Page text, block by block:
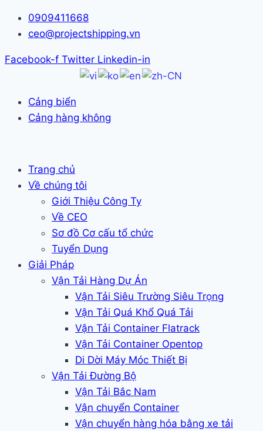
Skip
0909411668
ceo@projectshipping.vn
Facebook-f Twitter Linkedin-in
Cảng biển
Cảng hàng không
Trang chủ
Về chúng tôi
Giới Thiệu Công Ty
Về CEO
Sơ đồ Cơ cấu tổ chức
Tuyển Dụng
Giải Pháp
Vận Tải Hàng Dự Án
Vận Tải Siêu Trường Siêu Trọng
Vận Tải Quá Khổ Quá Tải
Vận Tải Container Flatrack
Vận Tải Container Opentop
Di Dời Máy Móc Thiết Bị
Vận Tải Đường Bộ
Vận Tải Bắc Nam
Vận chuyển Container
Vận chuyển hàng hóa bằng xe tải